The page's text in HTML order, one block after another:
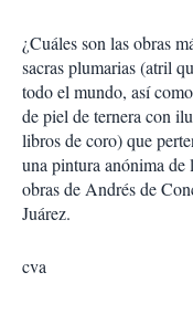
¿Cuáles son las obras
sacras plumarias (atril
todo el mundo, así
de piel de ternera con
libros de coro) que
una pintura anónima de
obras de Andrés de
Juárez.
cva